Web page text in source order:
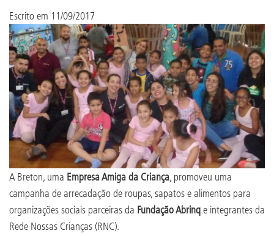
Escrito em 11/09/2017
A Breton, uma Empresa Amiga da Criança, promoveu uma
campanha de arrecadação de roupas, sapatos e alimentos para
organizações sociais parceiras da Fundação Abrinqe integrantes da
Rede Nossas Crianças (RNC).